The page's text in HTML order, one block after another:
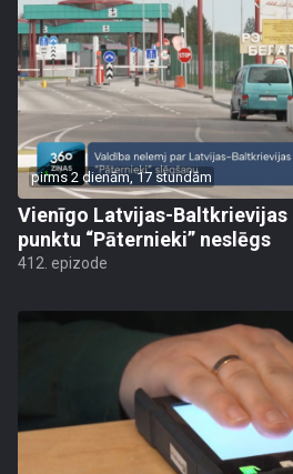
pirms 2 dienām, 17 stundām
Vienīgo Latvijas-Baltkrievijas
punktu “Pāternieki” neslēgs
412. epizode